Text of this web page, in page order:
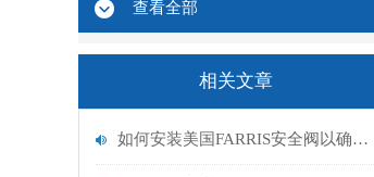
查看全部
相关文章
如何安装美国FARRIS安全阀以确保其正常运行？